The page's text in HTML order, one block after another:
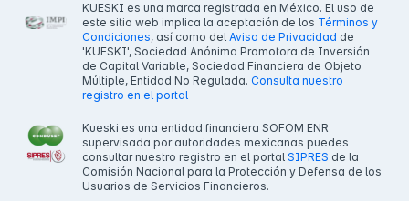
KUESKI es una marca registrada en México. El uso de
este sitio web implica la aceptación de los Términos y
Condiciones, así como del Aviso de Privacidad de
'KUESKI', Sociedad Anónima Promotora de Inversión
de Capital Variable, Sociedad Financiera de Objeto
Múltiple, Entidad No Regulada. Consulta nuestro
registro en el portal
Kueski es una entidad financiera SOFOM ENR
supervisada por autoridades mexicanas puedes
consultar nuestro registro en el portal SIPRES de la
Comisión Nacional para la Protección y Defensa de los
Usuarios de Servicios Financieros.